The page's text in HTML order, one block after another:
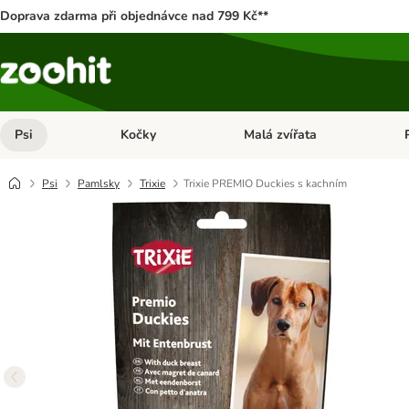
Doprava zdarma při objednávce nad 799 Kč**
Psi Otevřít menu: Psi
Kočky Otevřít menu: Kočky
Malá zvířata
Psi Pamlsky Trixie Trixie PREMIO Duckies s kachním